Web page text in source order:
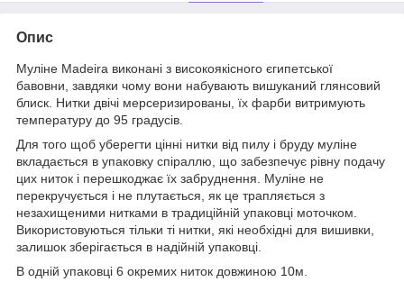
Опис
Муліне Madeira виконані з високоякісного єгипетської
бавовни, завдяки чому вони набувають вишуканий глянсовий
блиск. Нитки двічі мерсеризированы, їх фарби витримують
температуру до 95 градусів.
Для того щоб уберегти цінні нитки від пилу і бруду муліне
вкладається в упаковку спіраллю, що забезпечує рівну подачу
цих ниток і перешкоджає їх забруднення. Муліне не
перекручується і не плутається, як це трапляється з
незахищеними нитками в традиційній упаковці моточком.
Використовуються тільки ті нитки, які необхідні для вишивки,
залишок зберігається в надійній упаковці.
В одній упаковці 6 окремих ниток довжиною 10м.